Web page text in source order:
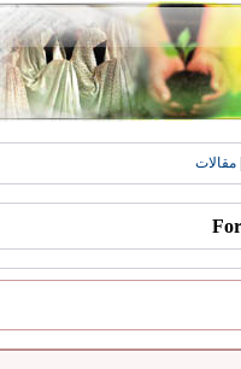
مقالات